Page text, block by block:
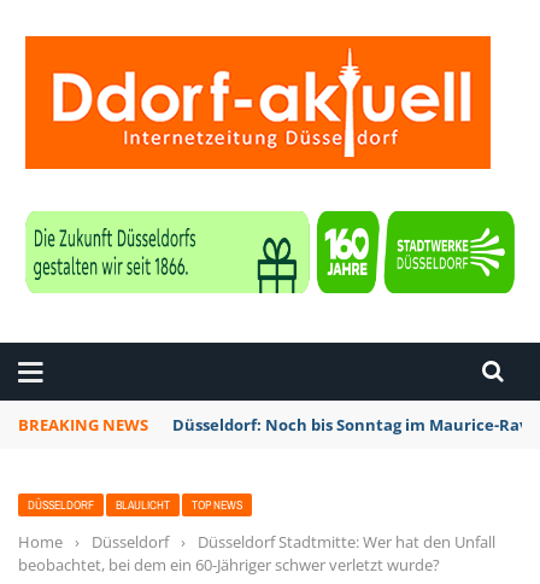
BREAKING NEWS Düsseldorf: Noch bis Sonntag im Maurice-
DÜSSELDORF BLAULICHT TOP NEWS
Home › Düsseldorf ›
Düsseldorf Stadtmitte: Wer hat den Unfall
beobachtet, bei dem ein 60-Jähriger schwer verletzt wurde?